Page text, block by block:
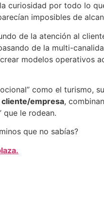
curiosidad por todo lo
imposibles de
de la atención al
de la multi-
modelos operativos
como el turismo,
empresa,
que le rodean.
que no sabías?